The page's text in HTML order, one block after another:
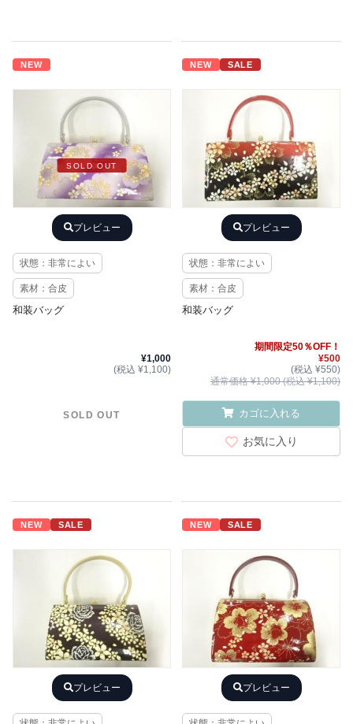
NEW
SOLD OUT
プレビュー
状態：非常によい
素材：合皮
和装バッグ
¥1,000
(税込 ¥1,100)
SOLD OUT
NEW SALE
プレビュー
状態：非常によい
素材：合皮
和装バッグ
期間限定50％OFF！
¥500
(税込 ¥550)
通常価格 ¥1,000 (税込 ¥1,100)
カゴに入れる
お気に入り
NEW SALE
プレビュー
NEW SALE
プレビュー